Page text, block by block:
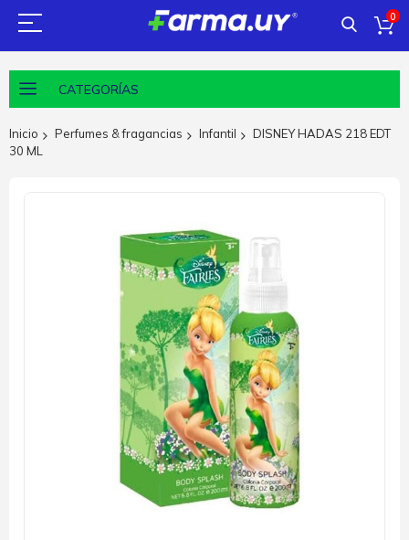
0
CATEGORÍAS
Inicio Perfumes & fragancias Infantil
DISNEY HADAS 218 EDT
30 ML